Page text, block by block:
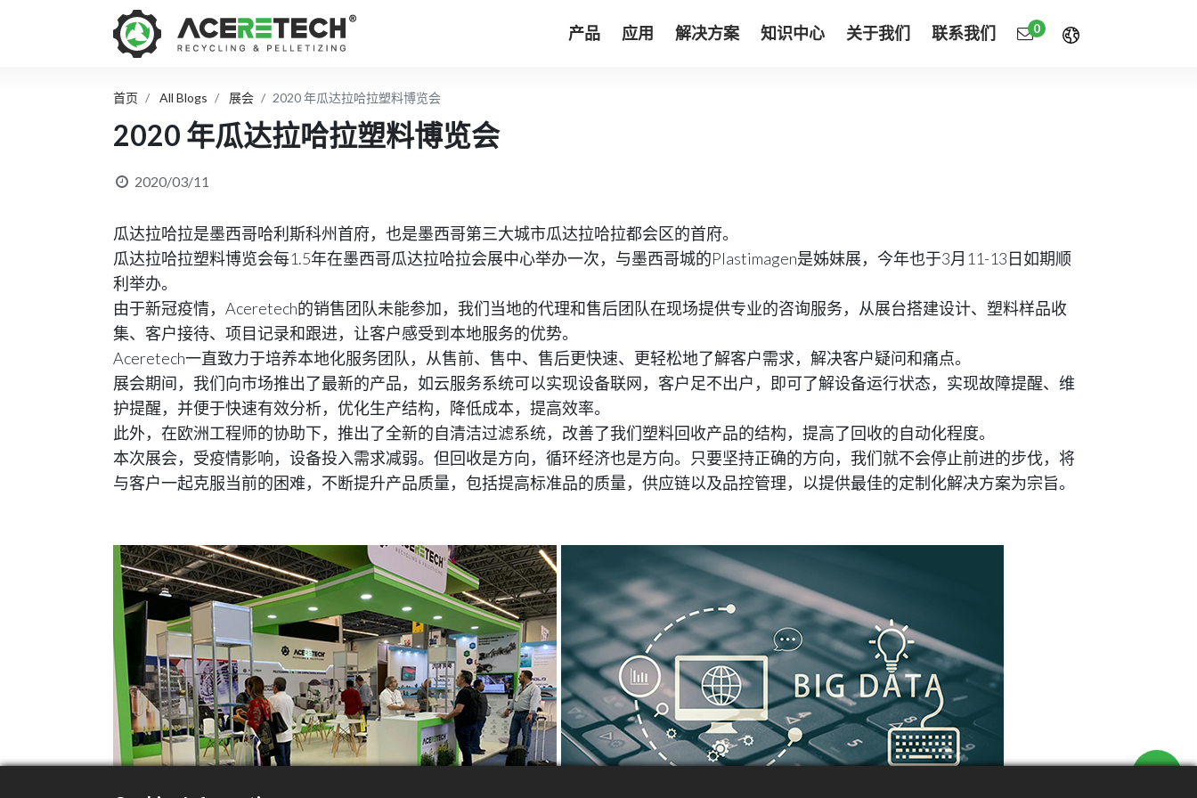
产品 应用 解决方案 知识中心 关于我们 联系我们 0
首页 All Blogs 展会 2020 年瓜达拉哈拉塑料博览会
2020 年瓜达拉哈拉塑料博览会
2020/03/11
瓜达拉哈拉是墨西哥哈利斯科州首府，也是墨西哥第三大城市瓜达拉哈拉都会区的首府。
瓜达拉哈拉塑料博览会每1.5年在墨西哥瓜达拉哈拉会展中心举办一次，与墨西哥城的Plastimagen是姊妹展，今年也于3月11-13日如期顺
利举办。
由于新冠疫情，Aceretech的销售团队未能参加，我们当地的代理和售后团队在现场提供专业的咨询服务，从展台搭建设计、塑料样品收
集、客户接待、项目记录和跟进，让客户感受到本地服务的优势。
Aceretech一直致力于培养本地化服务团队，从售前、售中、售后更快速、更轻松地了解客户需求，解决客户疑问和痛点。
展会期间，我们向市场推出了最新的产品，如云服务系统可以实现设备联网，客户足不出户，即可了解设备运行状态，实现故障提醒、维
护提醒，并便于快速有效分析，优化生产结构，降低成本，提高效率。
此外，在欧洲工程师的协助下，推出了全新的自清洁过滤系统，改善了我们塑料回收产品的结构，提高了回收的自动化程度。
本次展会，受疫情影响，设备投入需求减弱。但回收是方向，循环经济也是方向。只要坚持正确的方向，我们就不会停止前进的步伐，将
与客户一起克服当前的困难，不断提升产品质量，包括提高标准品的质量，供应链以及品控管理，以提供最佳的定制化解决方案为宗旨。